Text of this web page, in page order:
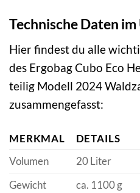
Technische Daten
Hier findest du alle
des Ergobag Cubo Eco
teilig Modell 2024
zusammengefasst:
MERKMAL
DETAILS
Volumen
20 Liter
Gewicht
ca. 1100 g